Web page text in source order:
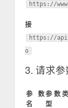
https://
接
https://
o
3. 请求参
参数
名
参数类
型